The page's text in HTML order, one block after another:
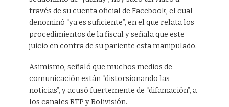
través de su cuenta oficial de Facebook, el cual
denominó “ya es suficiente”, en el que relata los
procedimientos de la fiscal y señala que este
juicio en contra de su pariente esta manipulado.
Asimismo, señaló que muchos medios de
comunicación están “distorsionando las
noticias”, y acusó fuertemente de “difamación”, a
los canales RTP y Bolivisión.